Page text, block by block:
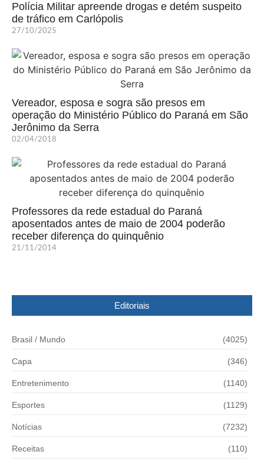
Polícia Militar apreende drogas e detém suspeito
de tráfico em Carlópolis
27/10/2025
Vereador, esposa e sogra são presos em
operação do Ministério Público do Paraná em São
Jerônimo da Serra
02/04/2018
Professores da rede estadual do Paraná
aposentados antes de maio de 2004 poderão
receber diferença do quinquênio
21/11/2014
Editoriais
Brasil / Mundo (4025)
Capa (346)
Entretenimento (1140)
Esportes (1129)
Notícias (7232)
Receitas (110)